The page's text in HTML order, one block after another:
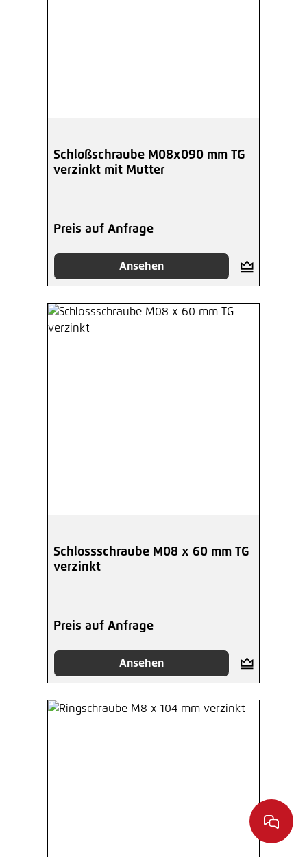
Schloßschraube M08x090 mm TG
verzinkt mit Mutter
Preis auf Anfrage
Ansehen
Schlossschraube M08 x 60 mm TG
verzinkt
Preis auf Anfrage
Ansehen